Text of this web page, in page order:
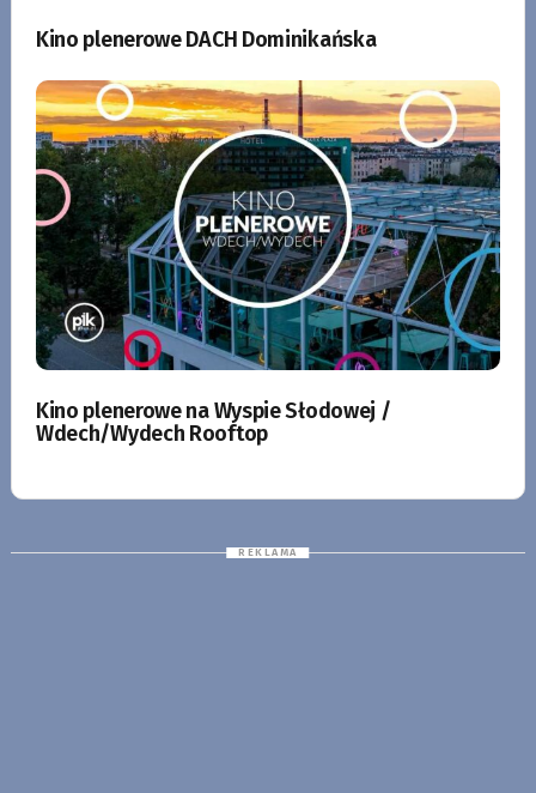
Kino plenerowe DACH Dominikańska
Kino plenerowe na Wyspie Słodowej /
Wdech/Wydech Rooftop